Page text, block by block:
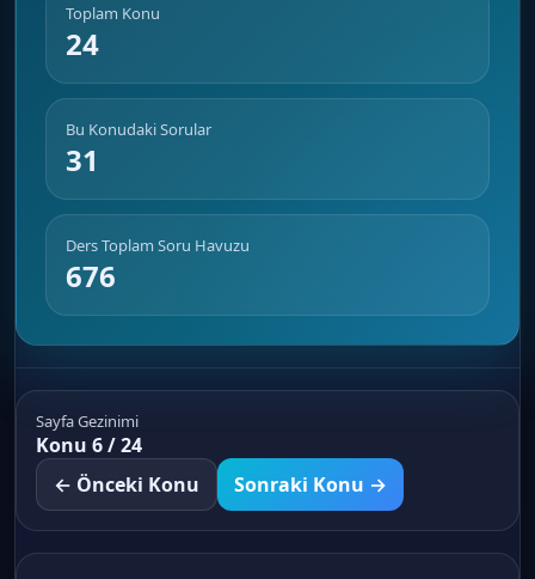
Toplam Konu
24
Bu Konudaki Sorular
31
Ders Toplam Soru Havuzu
676
Sayfa Gezinimi
Konu 6 / 24
← Önceki Konu
Sonraki Konu →